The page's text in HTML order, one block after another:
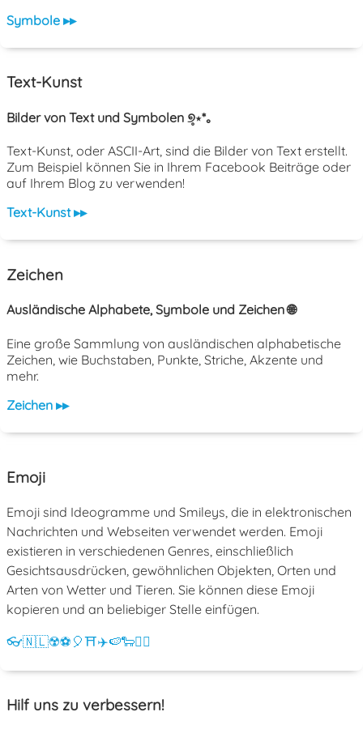
Symbole ▸▸
Text-Kunst
Bilder von Text und Symbolen ୭̥⋆*｡
Text-Kunst, oder ASCII-Art, sind die Bilder von Text erstellt.
Zum Beispiel können Sie in Ihrem Facebook Beiträge oder
auf Ihrem Blog zu verwenden!
Text-Kunst ▸▸
Zeichen
Ausländische Alphabete, Symbole und Zeichen 🌐
Eine große Sammlung von ausländischen alphabetische
Zeichen, wie Buchstaben, Punkte, Striche, Akzente und
mehr.
Zeichen ▸▸
Emoji
Emoji sind Ideogramme und Smileys, die in elektronischen
Nachrichten und Webseiten verwendet werden. Emoji
existieren in verschiedenen Genres, einschließlich
Gesichtsausdrücken, gewöhnlichen Objekten, Orten und
Arten von Wetter und Tieren. Sie können diese Emoji
kopieren und an beliebiger Stelle einfügen.
👓🇳🇱☢️⚽ 🎈⛩️✈️🍉🐑💁‍♀️
Hilf uns zu verbessern!